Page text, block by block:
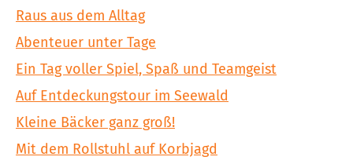
Raus aus dem Alltag
Abenteuer unter Tage
Ein Tag voller Spiel, Spaß und Teamgeist
Auf Entdeckungstour im Seewald
Kleine Bäcker ganz groß!
Mit dem Rollstuhl auf Korbjagd